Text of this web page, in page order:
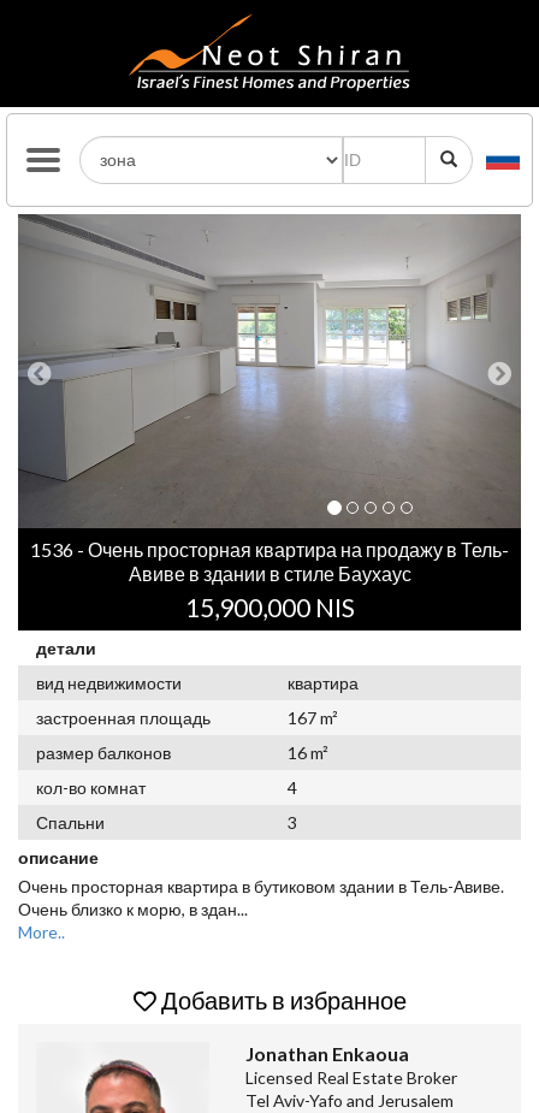
Previous Next
1536 - Очень просторная квартира на продажу в Тель-
Авиве в здании в стиле Баухаус
15,900,000 NIS
детали
вид недвижимости
квартира
застроенная площадь
167 m²
размер балконов
16 m²
кол-во комнат
4
Спальни
3
описание
Очень просторная квартира в бутиковом здании в Тель-Авиве.
Очень близко к морю, в здан...
More..
Добавить в избранное
Jonathan Enkaoua
Licensed Real Estate Broker
Tel Aviv-Yafo and Jerusalem